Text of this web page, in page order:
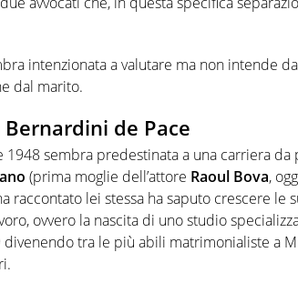
intenzionata a valutare ma non intende
dal marito.
de Pace
1948 sembra predestinata a una carriera da
(prima moglie dell’attore Raoul Bova,
raccontato lei stessa ha saputo crescere le
ovvero la nascita di uno studio
tra le più abili matrimonialiste a